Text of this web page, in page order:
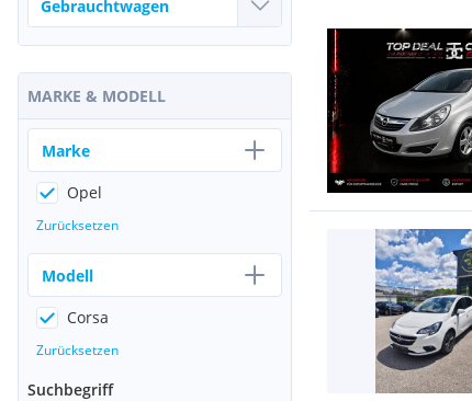
MARKE & MODELL
Marke
Opel
Zurücksetzen
Modell
Corsa
Zurücksetzen
Suchbegriff